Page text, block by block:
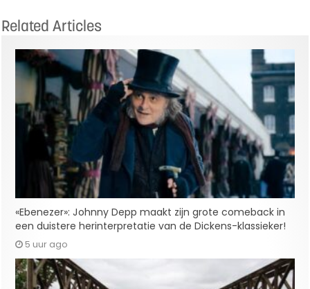
Related Articles
«Ebenezer»: Johnny Depp maakt zijn grote comeback in
een duistere herinterpretatie van de Dickens-klassieker!
5 uur ago